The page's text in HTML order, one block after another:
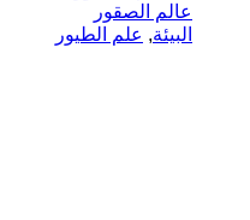
عالم الصقور
البيئة, علم الطيور